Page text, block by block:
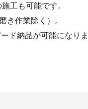
工も可能です。
き作業除く）。
ド納品が可能になり